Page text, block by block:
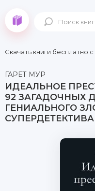
Скачать книги бесплатно c
ГАРЕТ МУР
ИДЕАЛЬНОЕ
92 ЗАГАДОЧНЫХ
ГЕНИАЛЬНОГО
СУПЕРДЕТЕКТИВА